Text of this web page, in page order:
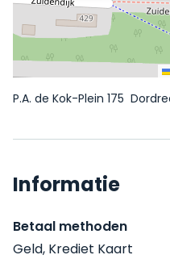
P.A. de Kok-Plein 175
Informatie
Betaal methoden
Geld, Krediet Kaart